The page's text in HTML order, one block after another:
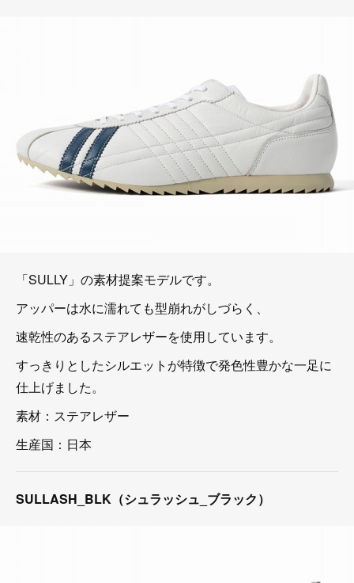
「SULLY」の素材提案モデルです。
アッパーは水に濡れても型崩れがしづらく、
速乾性のあるステアレザーを使用しています。
すっきりとしたシルエットが特徴で発色性豊かな一足に
仕上げました。
素材：ステアレザー
生産国：日本
SULLASH_BLK（シュラッシュ_ブラック）